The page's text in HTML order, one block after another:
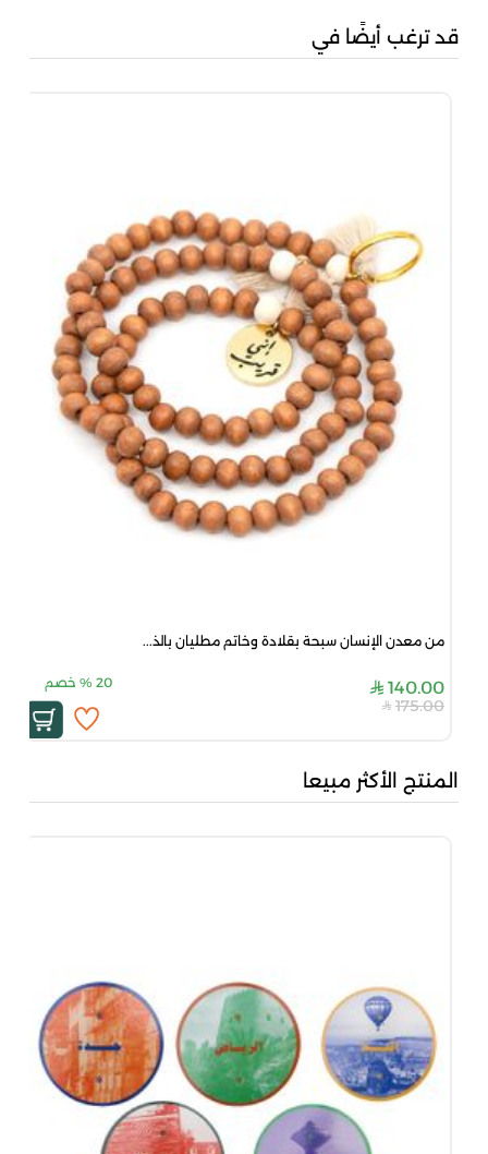
قد ترغب أيضًا في
من معدن الإنسان سبحة بقلادة وخاتم مطليان بالذ...
140.00
20
% خصم
175.00
المنتج الأكثر مبيعا